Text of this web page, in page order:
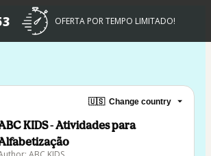
OFERTA POR TEMPO LIMITADO!
🇺🇸 Change country
KIDS - Atividades para